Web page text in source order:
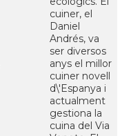
cuiner, el
Daniel
Andrés, va
ser diversos
anys el millor
cuiner novell
d\'Espanya i
actualment
gestiona la
cuina del Via